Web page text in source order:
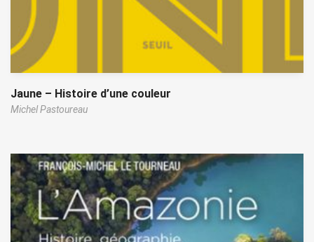
Jaune – Histoire d’une couleur
Michel Pastoureau